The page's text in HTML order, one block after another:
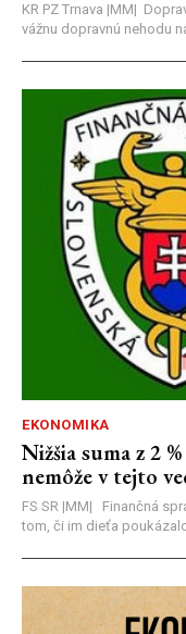
KR PZ Trnava |MM|
vážnu dopravnú nehodu
EKONOMIKA
Nižšia suma z 2
nemôže v tejto
FS SR |MM| Finančná
tom, či im dieťa